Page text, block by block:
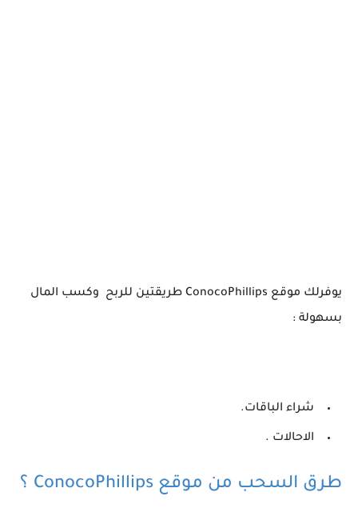
يوفرلك موقع ConocoPhillips طريقتين للربح وكسب المال
بسهولة :
شراء الباقات.
الاحالات .
طرق السحب من موقع ConocoPhillips ؟